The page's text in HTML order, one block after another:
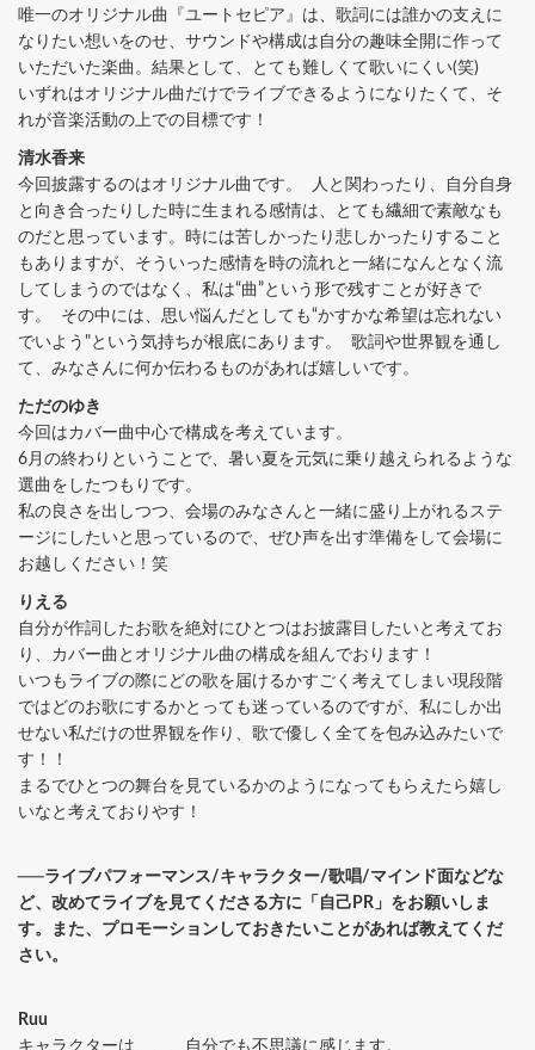
唯一のオリジナル曲『ユートセピア』は、歌詞には誰かの支えに
なりたい想いをのせ、サウンドや構成は自分の趣味全開に作って
いただいた楽曲。結果として、とても難しくて歌いにくい(笑)
いずれはオリジナル曲だけでライブできるようになりたくて、そ
れが音楽活動の上での目標です！
清水香来
今回披露するのはオリジナル曲です。 人と関わったり、自分自身
と向き合ったりした時に生まれる感情は、とても繊細で素敵なも
のだと思っています。時には苦しかったり悲しかったりすること
もありますが、そういった感情を時の流れと一緒になんとなく流
してしまうのではなく、私は“曲”という形で残すことが好きで
す。 その中には、思い悩んだとしても“かすかな希望は忘れない
でいよう"という気持ちが根底にあります。 歌詞や世界観を通し
て、みなさんに何か伝わるものがあれば嬉しいです。
ただのゆき
今回はカバー曲中心で構成を考えています。
6月の終わりということで、暑い夏を元気に乗り越えられるような
選曲をしたつもりです。
私の良さを出しつつ、会場のみなさんと一緒に盛り上がれるステ
ージにしたいと思っているので、ぜひ声を出す準備をして会場に
お越しください！笑
りえる
自分が作詞したお歌を絶対にひとつはお披露目したいと考えてお
り、カバー曲とオリジナル曲の構成を組んでおります！
いつもライブの際にどの歌を届けるかすごく考えてしまい現段階
ではどのお歌にするかとっても迷っているのですが、私にしか出
せない私だけの世界観を作り、歌で優しく全てを包み込みたいで
す！！
まるでひとつの舞台を見ているかのようになってもらえたら嬉し
いなと考えておりやす！
──ライブパフォーマンス/キャラクター/歌唱/マインド面などな
ど、改めてライブを見てくださる方に「自己PR」をお願いしま
す。また、プロモーションしておきたいことがあれば教えてくだ
さい。
Ruu
キャラクターは、、、自分でも不思議に感じます。